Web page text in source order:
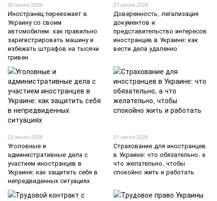
30 июля 2026
Иностранец переезжает в
Украину со своим
автомобилем: как правильно
зарегистрировать машину и
избежать штрафов на тысячи
гривен
27 июля 2026
Доверенность, легализация
документов и
представительство интересов
иностранцев в Украине: как
вести дела удаленно
23 июля 2026
Уголовные и
административные дела с
участием иностранцев в
Украине: как защитить себя в
непредвиденных ситуациях
21 июля 2026
Страхование для иностранцев
в Украине: что обязательно, а
что желательно, чтобы
спокойно жить и работать